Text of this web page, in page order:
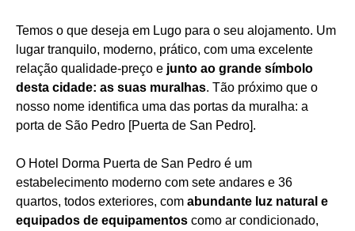
Temos o que deseja em Lugo para o seu alojamento. Um
lugar tranquilo, moderno, prático, com uma excelente
relação qualidade-preço e junto ao grande símbolo
desta cidade: as suas muralhas. Tão próximo que o
nosso nome identifica uma das portas da muralha: a
porta de São Pedro [Puerta de San Pedro].
O Hotel Dorma Puerta de San Pedro é um
estabelecimento moderno com sete andares e 36
quartos, todos exteriores, com abundante luz natural e
equipados de equipamentos como ar condicionado,